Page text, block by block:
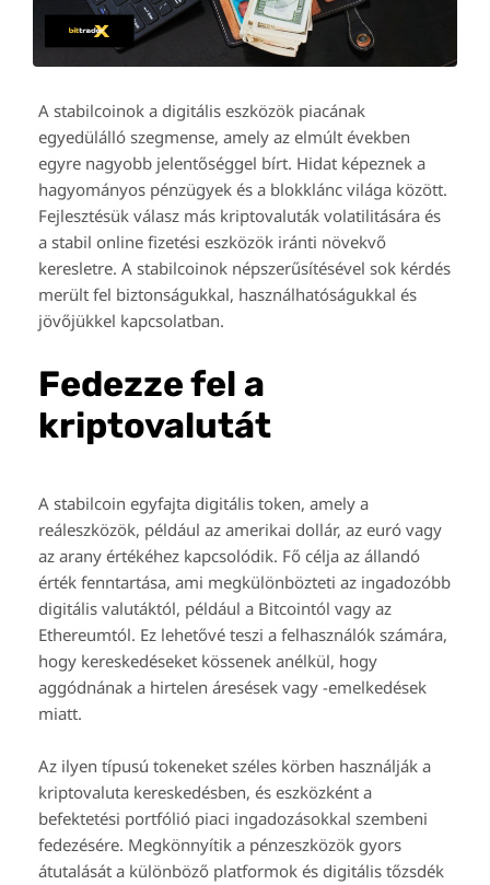
A stabilcoinok a digitális eszközök piacának
egyedülálló szegmense, amely az elmúlt években
egyre nagyobb jelentőséggel bírt. Hidat képeznek a
hagyományos pénzügyek és a blokklánc világa között.
Fejlesztésük válasz más kriptovaluták volatilitására és
a stabil online fizetési eszközök iránti növekvő
keresletre. A stabilcoinok népszerűsítésével sok kérdés
merült fel biztonságukkal, használhatóságukkal és
jövőjükkel kapcsolatban.
Fedezze fel a
kriptovalutát
A stabilcoin egyfajta digitális token, amely a
reáleszközök, például az amerikai dollár, az euró vagy
az arany értékéhez kapcsolódik. Fő célja az állandó
érték fenntartása, ami megkülönbözteti az ingadozóbb
digitális valutáktól, például a Bitcointól vagy az
Ethereumtól. Ez lehetővé teszi a felhasználók számára,
hogy kereskedéseket kössenek anélkül, hogy
aggódnának a hirtelen áresések vagy -emelkedések
miatt.
Az ilyen típusú tokeneket széles körben használják a
kriptovaluta kereskedésben, és eszközként a
befektetési portfólió piaci ingadozásokkal szembeni
fedezésére. Megkönnyítik a pénzeszközök gyors
átutalását a különböző platformok és digitális tőzsdék